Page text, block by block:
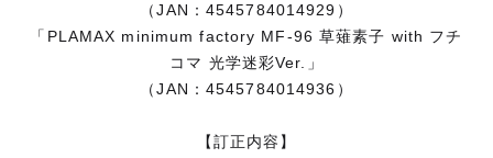
（JAN：4545784014929）
「PLAMAX minimum factory MF-96 草薙素子 with フチ
コマ 光学迷彩Ver.」
（JAN：4545784014936）
【訂正内容】